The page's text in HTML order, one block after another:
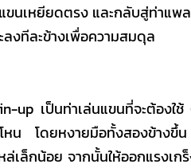
นเหยียดตรง และกลับสู่ท่าแพ
งทีละข้างเพื่อความสมดุล
up เป็นท่าเล่นแขนที่จะต้องใ
หน โดยหงายมือทั้งสองข้างขึ้
ล่เล็กน้อย จากนั้นให้ออกแรง